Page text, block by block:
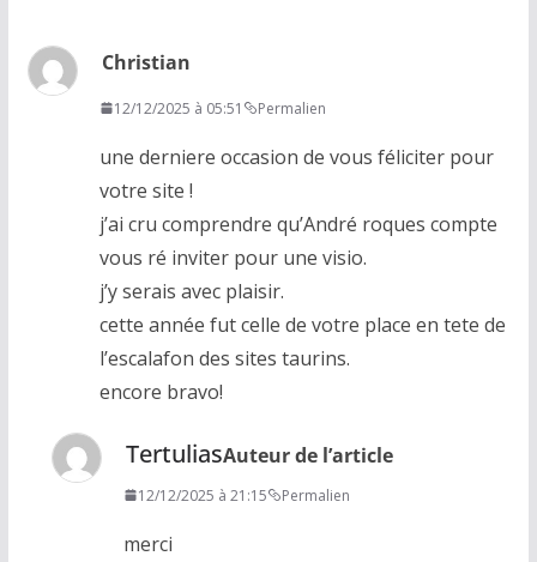
Christian
12/12/2025 à 05:51 Permalien
une derniere occasion de vous féliciter pour
votre site !
j’ai cru comprendre qu’André roques compte
vous ré inviter pour une visio.
j’y serais avec plaisir.
cette année fut celle de votre place en tete de
l’escalafon des sites taurins.
encore bravo!
TertuliasAuteur de l’article
12/12/2025 à 21:15 Permalien
merci